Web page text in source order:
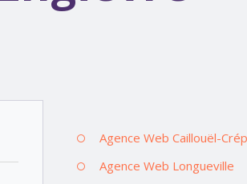
Agence Web Caillouël-
Agence Web Longueville